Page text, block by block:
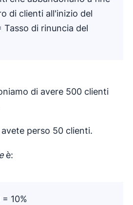
di clienti all'inizio del
Tasso di rinuncia del
di avere 500 clienti
perso 50 clienti.
è:
10%